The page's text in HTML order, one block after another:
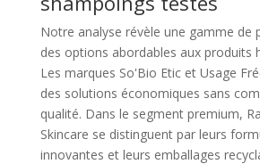
Notre analyse révèle une gamme de
des options abordables aux produits
Les marques So'Bio Etic et Usage
des solutions économiques sans
qualité. Dans le segment premium,
Skincare se distinguent par leurs
innovantes et leurs emballages